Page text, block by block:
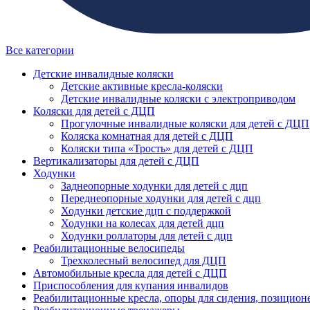
Все категории
Детские инвалидные коляски
Детские активные кресла-коляски
Детские инвалидные коляски с электроприводом
Коляски для детей с ДЦП
Прогулочные инвалидные коляски для детей с ДЦП
Коляска комнатная для детей с ДЦП
Коляски типа «Трость» для детей с ДЦП
Вертикализаторы для детей с ДЦП
Ходунки
Заднеопорные ходунки для детей с дцп
Переднеопорные ходунки для детей с дцп
Ходунки детские дцп с поддержкой
Ходунки на колесах для детей дцп
Ходунки роллаторы для детей с дцп
Реабилитационные велосипеды
Трехколесный велосипед для ДЦП
Автомобильные кресла для детей с ДЦП
Приспособления для купания инвалидов
Реабилитационные кресла, опоры для сидения,